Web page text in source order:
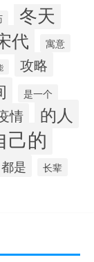
冬天
代 寓意
攻略
是一个
情 的人
己的
都是 长辈